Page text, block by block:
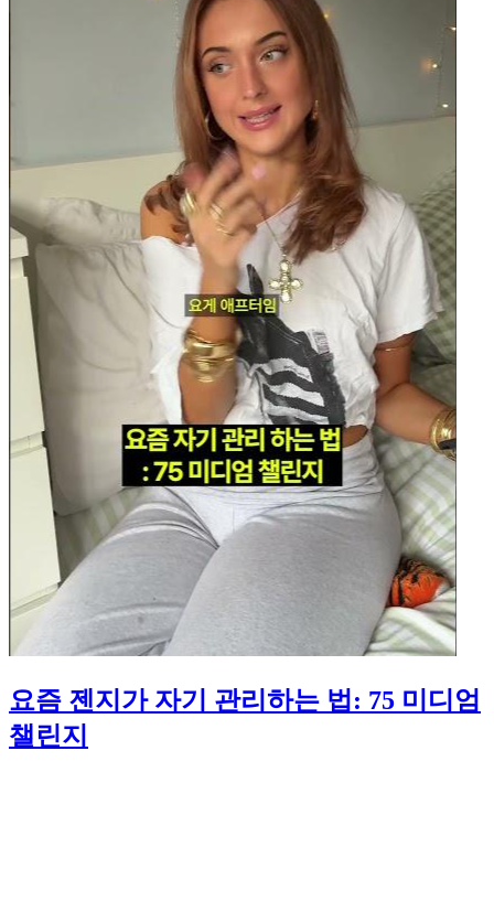
요즘 젠지가 자기 관리하는 법: 75 미디엄
챌린지